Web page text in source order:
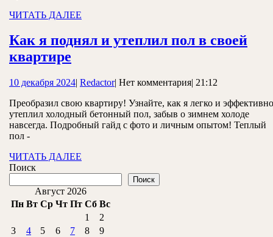
ЧИТАТЬ ДАЛЕЕ
Как я поднял и утеплил пол в своей
квартире
поднял
и
утеплил
в
своей
квартире
10 декабря 202410
2024
| RedactorRedactor
| Нет комментария| 21:12
Преобразил свою квартиру! Узнайте, как я легко и эффективно
утеплил холодный бетонный пол, забыв о зимнем холоде
навсегда. Подробный гайд с фото и личным опытом! Теплый
пол -
ЧИТАТЬ ДАЛЕЕ
Поиск
Поиск
Август 2026
Пн Вт Ср Чт Пт Сб Вс
1
2
3
4 5 6 7 8
9